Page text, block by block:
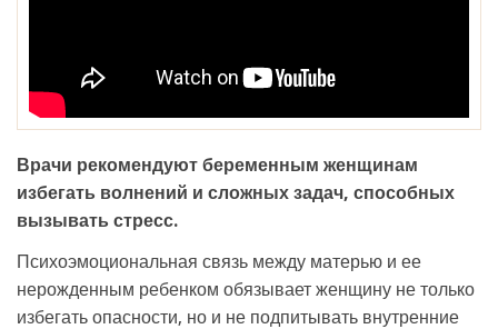
Врачи рекомендуют беременным женщинам
избегать волнений и сложных задач, способных
вызывать стресс.
Психоэмоциональная связь между матерью и ее
нерожденным ребенком обязывает женщину не только
избегать опасности, но и не подпитывать внутренние